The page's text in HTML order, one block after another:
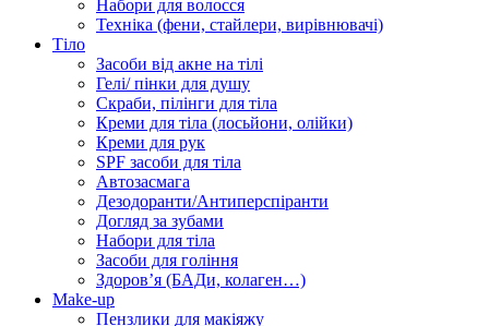
Набори для волосся
Техніка (фени, стайлери, вирівнювачі)
Тіло
Засоби від акне на тілі
Гелі/ пінки для душу
Скраби, пілінги для тіла
Креми для тіла (лосьйони, олійки)
Креми для рук
SPF засоби для тіла
Автозасмага
Дезодоранти/Антиперспіранти
Догляд за зубами
Набори для тіла
Засоби для гоління
Здоровʼя (БАДи, колаген…)
Make-up
Пензлики для макіяжу